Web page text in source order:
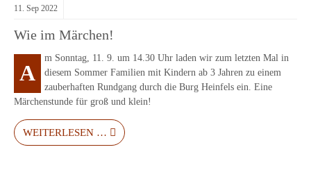
11. Sep 2022
Wie im Märchen!
A
m Sonntag, 11. 9. um 14.30 Uhr laden wir zum letzten Mal in
diesem Sommer Familien mit Kindern ab 3 Jahren zu einem
zauberhaften Rundgang durch die Burg Heinfels ein. Eine
Märchenstunde für groß und klein!
WEITERLESEN …